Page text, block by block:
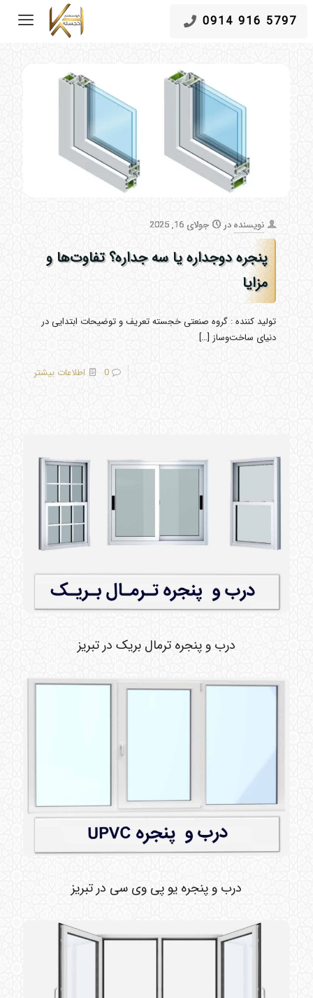
5797 916 0914
نویسندهدر جولای 16, 2025
پنجره دوجداره یا سه جداره؟ تفاوت‌ها و
مزایا
تولید کننده : گروه صنعتی خجسته تعریف و توضیحات ابتدایی در
دنیای ساخت‌وساز […]
0 اطلاعات بیشتر
درب و پنجره ترمال بریک در تبریز
درب و پنجره یو پی وی سی در تبریز